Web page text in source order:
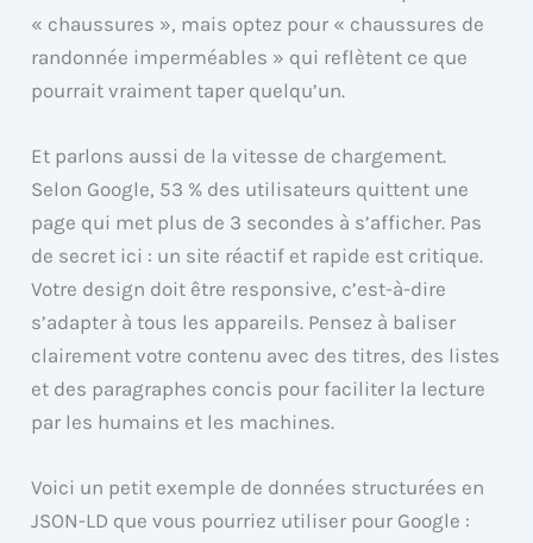
« chaussures », mais optez pour « chaussures de
randonnée imperméables » qui reflètent ce que
pourrait vraiment taper quelqu’un.
Et parlons aussi de la vitesse de chargement.
Selon Google, 53 % des utilisateurs quittent une
page qui met plus de 3 secondes à s’afficher. Pas
de secret ici : un site réactif et rapide est critique.
Votre design doit être responsive, c’est-à-dire
s’adapter à tous les appareils. Pensez à baliser
clairement votre contenu avec des titres, des listes
et des paragraphes concis pour faciliter la lecture
par les humains et les machines.
Voici un petit exemple de données structurées en
JSON-LD que vous pourriez utiliser pour Google :